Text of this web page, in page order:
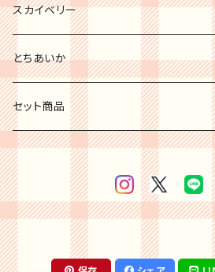
スカイベリー
とちあいか
セット商品